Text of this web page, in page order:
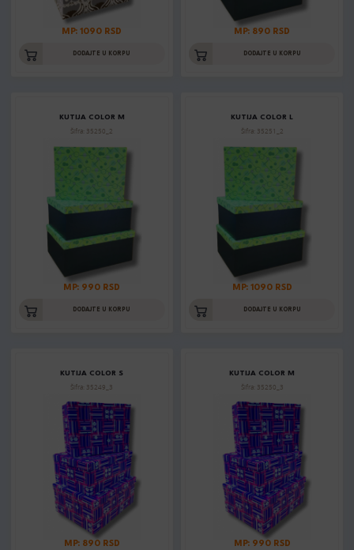
MP: 1090 RSD
DODAJTE U KORPU
MP: 890 RSD
DODAJTE U KORPU
KUTIJA COLOR M
Šifra: 35250_2
MP: 990 RSD
DODAJTE U KORPU
KUTIJA COLOR L
Šifra: 35251_2
MP: 1090 RSD
DODAJTE U KORPU
KUTIJA COLOR S
Šifra: 35249_3
MP: 890 RSD
KUTIJA COLOR M
Šifra: 35250_3
MP: 990 RSD